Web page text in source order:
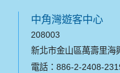
中角灣遊客中心
208003
新北市金山區萬壽里海
電話：886-2-2408-